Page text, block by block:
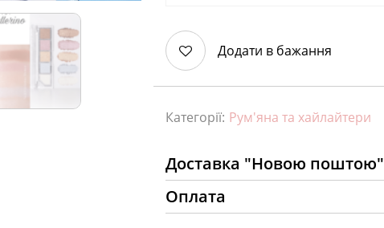
Додати в бажання
Категорії: Рум'яна та хайлайтери
Доставка "Новою поштою"
Оплата